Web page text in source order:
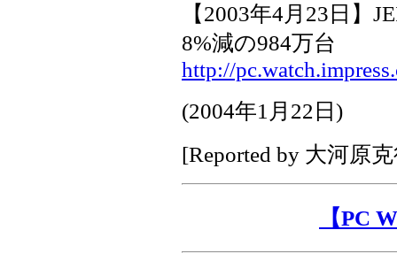
【2003年4月23日】
8%減の984万台
http://
(2004年1月22日 )
[Reported by 大河原
【PC